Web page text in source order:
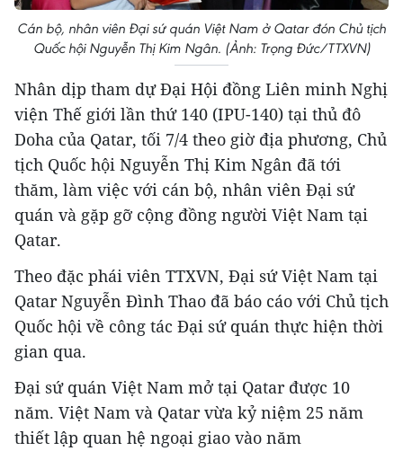
Cán bộ, nhân viên Đại sứ quán Việt Nam ở Qatar đón Chủ tịch
Quốc hội Nguyễn Thị Kim Ngân. (Ảnh: Trọng Đức/TTXVN)
Nhân dịp tham dự Đại Hội đồng Liên minh Nghị
viện Thế giới lần thứ 140 (IPU-140) tại thủ đô
Doha của Qatar, tối 7/4 theo giờ địa phương, Chủ
tịch Quốc hội Nguyễn Thị Kim Ngân đã tới
thăm, làm việc với cán bộ, nhân viên Đại sứ
quán và gặp gỡ cộng đồng người Việt Nam tại
Qatar.
Theo đặc phái viên TTXVN, Đại sứ Việt Nam tại
Qatar Nguyễn Đình Thao đã báo cáo với Chủ tịch
Quốc hội về công tác Đại sứ quán thực hiện thời
gian qua.
Đại sứ quán Việt Nam mở tại Qatar được 10
năm. Việt Nam và Qatar vừa kỷ niệm 25 năm
thiết lập quan hệ ngoại giao vào năm